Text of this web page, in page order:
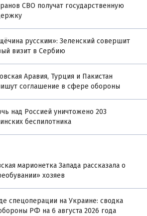
СВО получат государственную
русским»: Зеленский совершит
визит в Сербию
Аравия, Турция и Пакистан
соглашение в сфере обороны
над Россией уничтожено 203
беспилотника
марионетка Запада рассказала о
хозяев
спецоперации на Украине: сводка
РФ на 6 августа 2026 года